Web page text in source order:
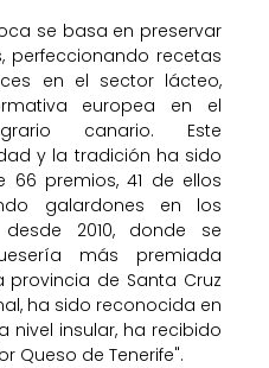
se basa en preservar
perfeccionando recetas
en el sector lácteo,
europea en el
canario. Este
y la tradición ha sido
premios, 41 de ellos
galardones en los
2010, donde se
más premiada
de Santa Cruz
ha sido reconocida en
nivel insular, ha recibido
Queso de Tenerife".